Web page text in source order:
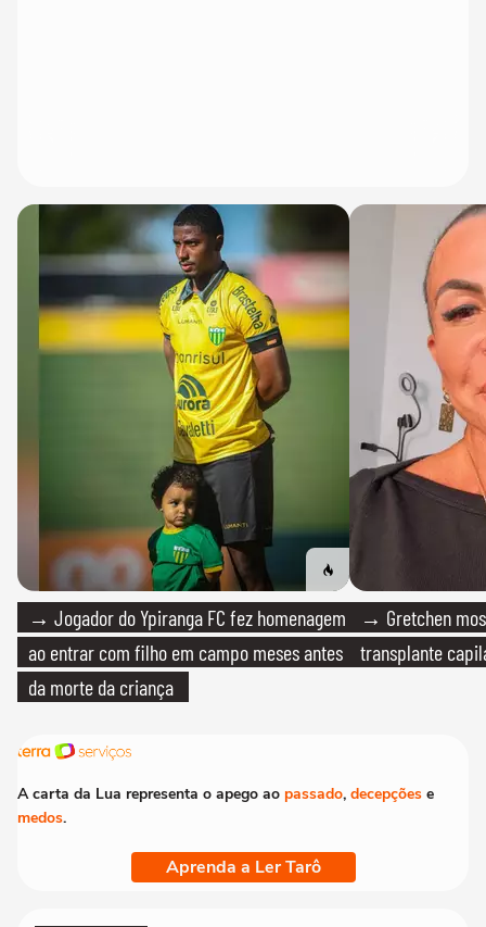
→ Jogador do Ypiranga FC fez homenagem
ao entrar com filho em campo meses antes
da morte da criança
→ Gretchen
transplante
A carta da Lua representa o apego ao passado, decepções e
medos.
Aprenda a Ler Tarô